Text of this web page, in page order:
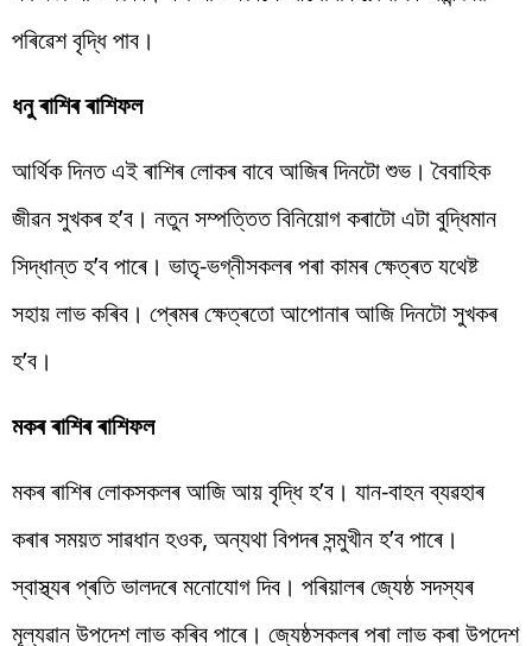
পৰিৱেশ বৃদ্ধি পাব।
ধনু ৰাশিৰ ৰাশিফল
আৰ্থিক দিনত এই ৰাশিৰ লোকৰ বাবে আজিৰ দিনটো শুভ। বৈবাহিক
জীৱন সুখকৰ হ’ব। নতুন সম্পত্তিত বিনিয়োগ কৰাটো এটা বুদ্ধিমান
সিদ্ধান্ত হ’ব পাৰে। ভাতৃ-ভগ্নীসকলৰ পৰা কামৰ ক্ষেত্ৰত যথেষ্ট
সহায় লাভ কৰিব। প্ৰেমৰ ক্ষেত্ৰতো আপোনাৰ আজি দিনটো সুখকৰ
হ’ব।
মকৰ ৰাশিৰ ৰাশিফল
মকৰ ৰাশিৰ লোকসকলৰ আজি আয় বৃদ্ধি হ’ব। যান-বাহন ব্যৱহাৰ
কৰাৰ সময়ত সাৱধান হওক, অন্যথা বিপদৰ সন্মুখীন হ’ব পাৰে।
স্বাস্থ্যৰ প্ৰতি ভালদৰে মনোযোগ দিব। পৰিয়ালৰ জ্যেষ্ঠ সদস্যৰ
মূল্যৱান উপদেশ লাভ কৰিব পাৰে। জ্যেষ্ঠসকলৰ পৰা লাভ কৰা উপদেশ